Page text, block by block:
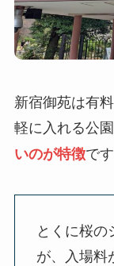
新宿御苑は有
軽に入れる公
いのが特徴です
とくに桜
が、入場料